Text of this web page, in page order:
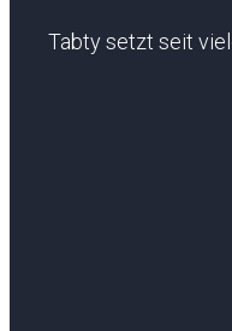
Tabty setzt seit